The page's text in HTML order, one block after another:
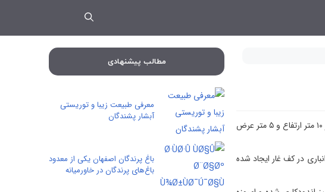
در ۱۲ کیلومتری غرب اصفهان در نزدیکی شهرستان خمینی شهر بر سینه کوه سنگی کم ارتفاعی قرار دارد. دهانه غار ۱۰ متر ارتفاع و ۵ متر عرض
در کف غار ایجاد شده
مطالب پیشنهادی
معرفی طبیعت زیبا و توریستی
آبشار پشندگان
باغ پرندگان اصفهان یکی از معدود
باغ‌های پرندگان در خاورمیانه